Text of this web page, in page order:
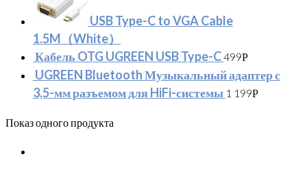
USB Type-C to VGA Cable
1.5M（White）
Кабель OTG UGREEN USB Type-C499Р
UGREEN Bluetooth Музыкальный адаптер с
3,5-мм разъемом для HiFi-системы 1 199Р
Показ одного продукта